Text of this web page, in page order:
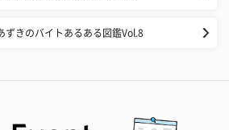
ずきのバイトあるある図鑑Vol.8